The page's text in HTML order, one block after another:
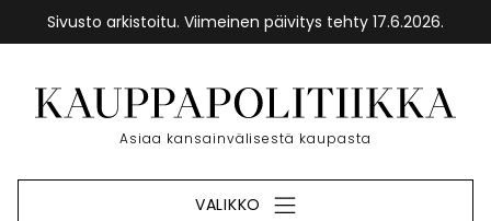
Sivusto arkistoitu. Viimeinen päivitys tehty 17.6.2026.
sisältöön
Etusivu
Asiaa kansainvälisestä kaupasta
VALIKKO